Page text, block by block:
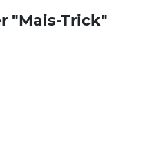
"Mais-Trick"